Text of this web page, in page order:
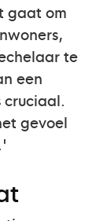
gaat om
te
een
gevoel